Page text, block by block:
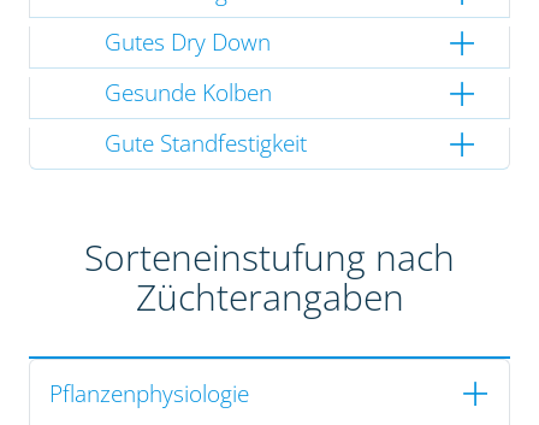
Gutes Dry Down
Gesunde Kolben
Gute Standfestigkeit
Sorteneinstufung nach
Züchterangaben
Pflanzenphysiologie